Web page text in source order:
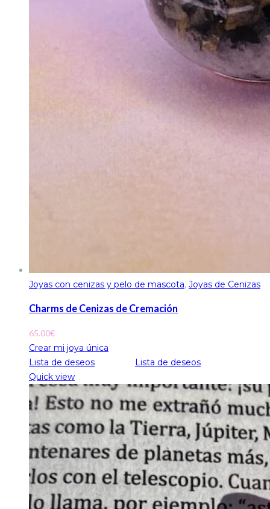
Joyas con cenizas y pelo de mascota, Joyas de Cenizas
Charms de Cenizas de Cremación
65.00€
Crear mi joya única
Lista de deseos
Lista de deseos
Quick view